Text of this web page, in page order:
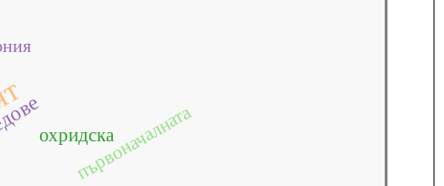
охридска
първоначалната